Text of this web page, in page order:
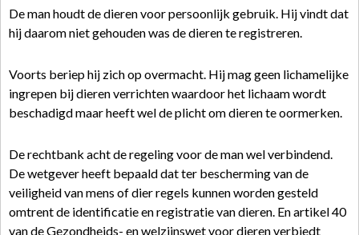
De man houdt de dieren voor persoonlijk gebruik. Hij vindt dat
hij daarom niet gehouden was de dieren te registreren.
Voorts beriep hij zich op overmacht. Hij mag geen lichamelijke
ingrepen bij dieren verrichten waardoor het lichaam wordt
beschadigd maar heeft wel de plicht om dieren te oormerken.
De rechtbank acht de regeling voor de man wel verbindend.
De wetgever heeft bepaald dat ter bescherming van de
veiligheid van mens of dier regels kunnen worden gesteld
omtrent de identificatie en registratie van dieren. En artikel 40
van de Gezondheids- en welzijnswet voor dieren verbiedt